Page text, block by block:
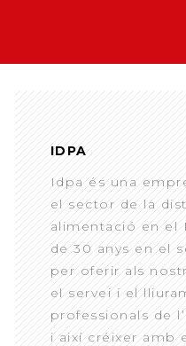
IDPA
Idpa és una
el sector de la
alimentació en el
de 30 anys en el
per oferir als
el servei i el
professionals de
i així créixer amb